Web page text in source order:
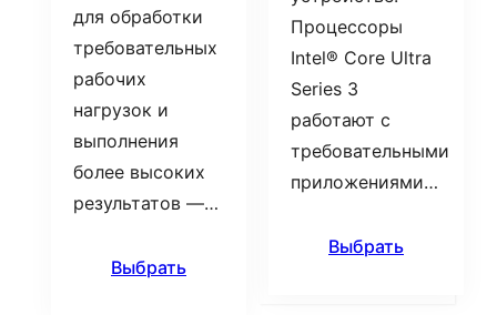
для обработки
требовательных
рабочих
нагрузок и
выполнения
более высоких
результатов —…
Выбрать
Процессоры
Intel® Core Ultra
Series 3
работают с
требовательными
приложениями…
Выбрать